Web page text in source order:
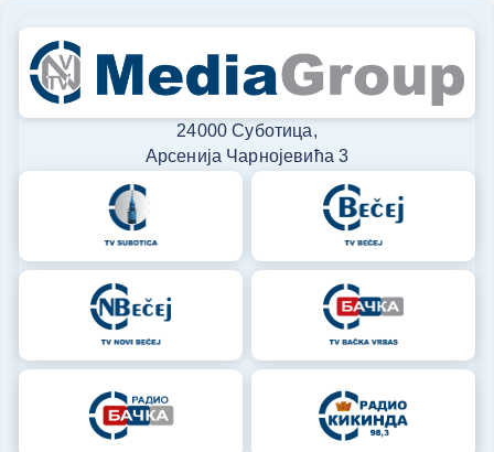
24000 Суботица,
Арсенија Чарнојевића 3